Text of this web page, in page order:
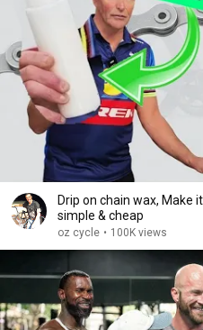
Drip on chain wax, Make
simple & cheap
oz cycle • 100K views